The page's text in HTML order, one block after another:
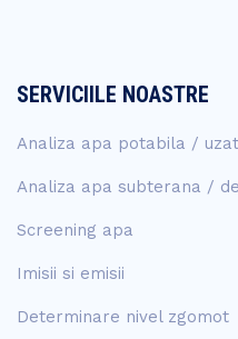
SERVICIILE NOASTRE
Analiza apa potabila /
Analiza apa subterana /
Screening apa
Imisii si emisii
Determinare nivel zgomot